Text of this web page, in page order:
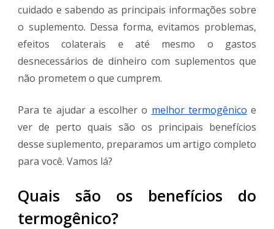
cuidado e sabendo as principais informações sobre
o suplemento. Dessa forma, evitamos problemas,
efeitos colaterais e até mesmo o gastos
desnecessários de dinheiro com suplementos que
não prometem o que cumprem.
Para te ajudar a escolher o melhor termogênico e
ver de perto quais são os principais benefícios
desse suplemento, preparamos um artigo completo
para você. Vamos lá?
Quais são os benefícios do
termogênico?